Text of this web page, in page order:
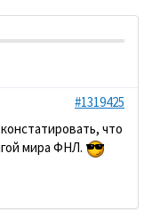
#1319425
что
мира ФНЛ.